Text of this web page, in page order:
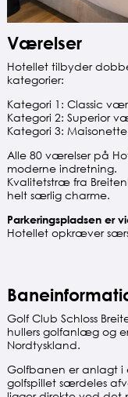
Værelser
Hotellet tilbyder
kategorier:
Kategori 1: Classic
Kategori 2: Superior
Kategori 3:
Alle 80 værelser på
moderne indretning.
Kvalitetstræ fra
helt særlig charme.
Parkeringspladsen er
Hotellet opkræver
Golf Club Schloss
hullers golfanlæg og
Nordtyskland.
Golfbanen er anlagt i
golfspillet særdeles